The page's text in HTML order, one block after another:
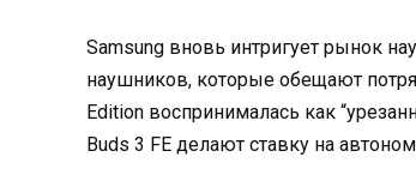
Samsung вновь интригует рынок
наушников, которые обещают
Edition воспринималась как
Buds 3 FE делают ставку на